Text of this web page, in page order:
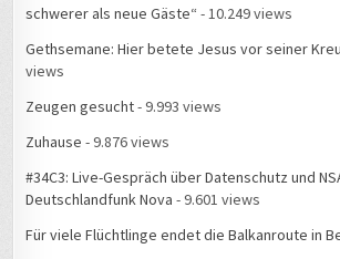
schwerer als neue Gäste“ - 10.249 views
Gethsemane: Hier betete Jesus vor seiner
views
Zeugen gesucht- 9.993 views
Zuhause - 9.876 views
#34C3: Live-Gespräch über Datenschutz und
Deutschlandfunk Nova - 9.601 views
Für viele Flüchtlinge endet die Balkanroute in